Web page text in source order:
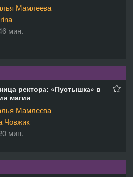
Мамлеева
мин.
ректора: «Пустышка» в
магии
Мамлеева
Човжик
мин.